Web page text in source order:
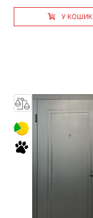
У КОШИК